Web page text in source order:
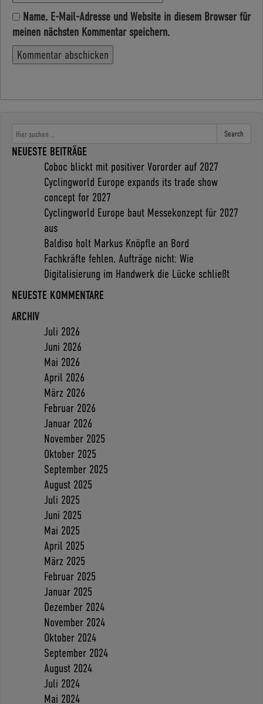
Name, E-Mail-Adresse und Website in diesem Browser für
meinen nächsten Kommentar speichern.
Search
NEUESTE BEITRÄGE
Coboc blickt mit positiver Vororder auf 2027
Cyclingworld Europe expands its trade show
concept for 2027
Cyclingworld Europe baut Messekonzept für 2027
aus
Baldiso holt Markus Knöpfle an Bord
Fachkräfte fehlen, Aufträge nicht: Wie
Digitalisierung im Handwerk die Lücke schließt
NEUESTE KOMMENTARE
ARCHIV
Juli 2026
Juni 2026
Mai 2026
April 2026
März 2026
Februar 2026
Januar 2026
November 2025
Oktober 2025
September 2025
August 2025
Juli 2025
Juni 2025
Mai 2025
April 2025
März 2025
Februar 2025
Januar 2025
Dezember 2024
November 2024
Oktober 2024
September 2024
August 2024
Juli 2024
Mai 2024